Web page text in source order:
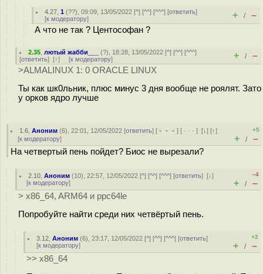
4.27 ,1 (??), 09:09, 13/05/2022 [^] [^^] [^^^] [ответить]
[к модератору] + / –
А что не так ? Центософан ?
2.35 ,лютый жабби___ (?), 18:28, 13/05/2022 [^] [^^] [^^^]
[ответить] [↑] [к модератору] + / –
>ALMALINUX 1: 0 ORACLE LINUX
Ты как шк0льник, плюс минус 3 дня вообще не роялят. Зато
у орков ядро лучше
1.6 ,Аноним (6), 22:01, 12/05/2022 [ответить] [ ﹢﹢﹢] [ · · ·][↓] [↑]
[к модератору]
+5
+ / –
На четвертый пень пойдет? Биос не вырезали?
2.10 ,Аноним (10), 22:57, 12/05/2022 [^] [^^] [^^^] [ответить][↓]
[к модератору]
–4
+ / –
> x86_64, ARM64 и ppc64le
Попробуйте найти среди них четвёртый пень.
3.12 ,Аноним (6), 23:17, 12/05/2022 [^] [^^] [^^^] [ответить]
[к модератору]
+2
+ / –
>> x86_64